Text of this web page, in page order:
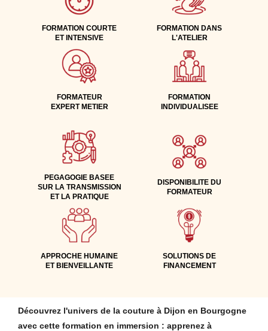
FORMATION COURTE
ET INTENSIVE
FORMATION DANS
L'ATELIER
FORMATEUR
EXPERT METIER
FORMATION
INDIVIDUALISEE
PEGAGOGIE BASEE
SUR LA TRANSMISSION
ET LA PRATIQUE
DISPONIBILITE DU
FORMATEUR
APPROCHE HUMAINE
ET BIENVEILLANTE
SOLUTIONS DE
FINANCEMENT
Découvrez l'univers de la couture à Dijon en Bourgogne
avec cette formation en immersion : apprenez à